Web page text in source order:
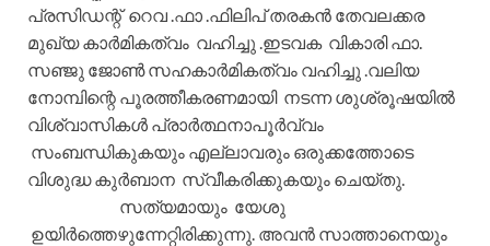
പ്രസിഡന്റ്‌ റെവ .ഫാ .ഫിലിപ് തരകൻ തേവലക്കര
മുഖ്യ കാർമികത്വം വഹിച്ചു .ഇടവക വികാരി ഫാ.
സഞ്ജു ജോൺ സഹകാർമികത്വം വഹിച്ചു .വലിയ
നോമ്പിന്റെ പൂരത്തീകരണമായി നടന്ന ശുശ്രൂഷയിൽ
വിശ്വാസികൾ പ്രാർത്ഥനാപൂർവ്വം
സംബന്ധികുകയും എല്ലാവരും ഒരുക്കത്തോടെ
വിശുദ്ധ കുർബാന സ്വീകരിക്കുകയും ചെയ്തു.
സത്യമായും യേശു
ഉയിർത്തെഴുന്നേറ്റിരിക്കുന്നു. അവൻ സാത്താനെയും